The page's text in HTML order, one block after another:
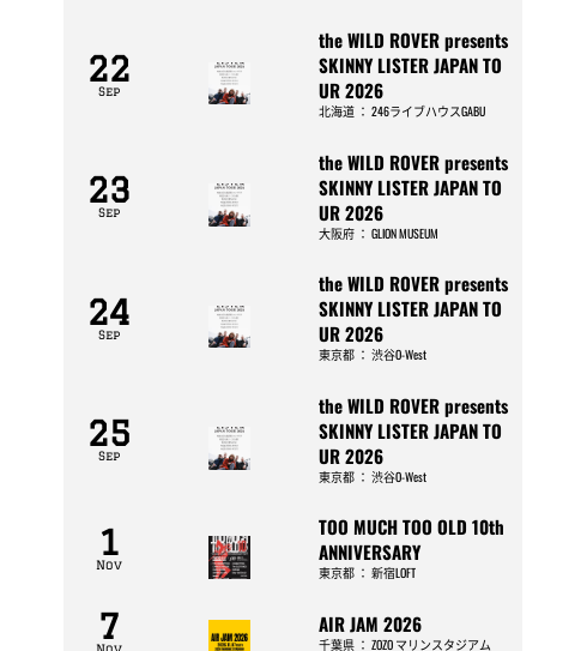
22
Sep
the WILD ROVER presents
SKINNY LISTER JAPAN TO
UR 2026
北海道： 246ライブハウスGABU
23
Sep
the WILD ROVER presents
SKINNY LISTER JAPAN TO
UR 2026
大阪府： GLION MUSEUM
24
Sep
the WILD ROVER presents
SKINNY LISTER JAPAN TO
UR 2026
東京都： 渋谷O-West
25
Sep
the WILD ROVER presents
SKINNY LISTER JAPAN TO
UR 2026
東京都： 渋谷O-West
1
Nov
TOO MUCH TOO OLD 10th
ANNIVERSARY
東京都： 新宿LOFT
7 AIR JAM 2026
千葉県： ZOZO マリンスタジアム